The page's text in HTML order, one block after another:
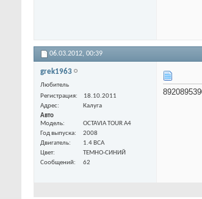
06.03.2012, 00:39
grek1963
Любитель
Регистрация
18.10.2011
Адрес
Калуга
Авто
Модель
OCTAVIA TOUR A4
Год выпуска
2008
Двигатель
1.4 ВСА
Цвет
ТЕМНО-СИНИЙ
Сообщений
62